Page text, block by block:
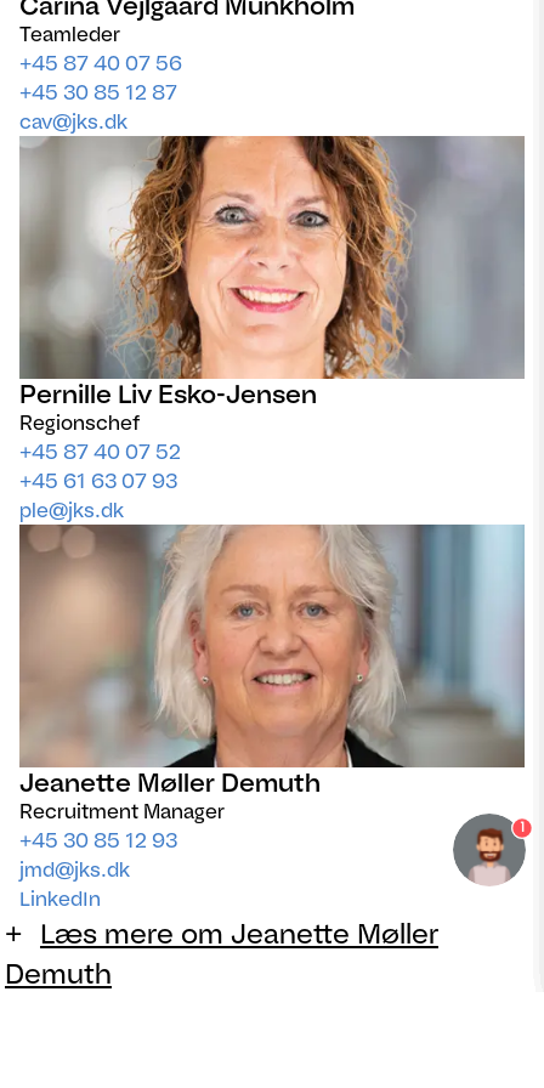
Teamleder
+45 87 40 07 56
+45 30 85 12 87
cav@jks.dk
Pernille Liv Esko-Jensen
Regionschef
+45 87 40 07 52
+45 61 63 07 93
ple@jks.dk
Jeanette Møller Demuth
Recruitment Manager
+45 30 85 12 93
jmd@jks.dk
LinkedIn
Læs mere om Jeanette Møller
Demuth
1